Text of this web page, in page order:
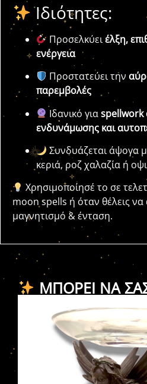
Ιδιότητες:
Προσελκύειέλξη,
ενέργεια
Προστατεύει την
παρεμβολές
Ιδανικό γιαspellwork
ενδυνάμωσης και
Συνδυάζεται άψογα
κεριά, ροζ χαλαζία ή
Χρησιμοποίησέ το σε
moon spells ή όταν θέλεις να
μαγνητισμό & ένταση.
ΜΠΟΡΕΊ ΝΑ